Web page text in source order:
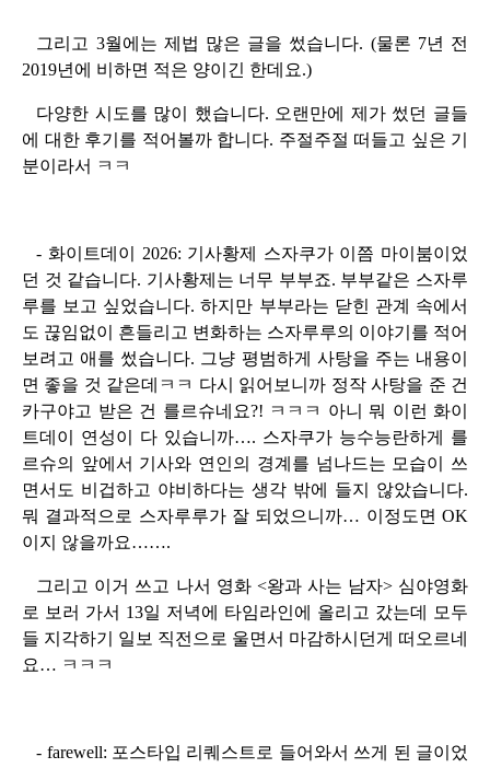
그리고 3월에는 제법 많은 글을 썼습니다. (물론 7년 전
2019년에 비하면 적은 양이긴 한데요.)
다양한 시도를 많이 했습니다. 오랜만에 제가 썼던 글들
에 대한 후기를 적어볼까 합니다. 주절주절 떠들고 싶은 기
분이라서 ㅋㅋ
- 화이트데이 2026: 기사황제 스자쿠가 이쯤 마이붐이었
던 것 같습니다. 기사황제는 너무 부부죠. 부부같은 스자루
루를 보고 싶었습니다. 하지만 부부라는 닫힌 관계 속에서
도 끊임없이 흔들리고 변화하는 스자루루의 이야기를 적어
보려고 애를 썼습니다. 그냥 평범하게 사탕을 주는 내용이
면 좋을 것 같은데ㅋㅋ 다시 읽어보니까 정작 사탕을 준 건
카구야고 받은 건 를르슈네요?! ㅋㅋㅋ 아니 뭐 이런 화이
트데이 연성이 다 있습니까…. 스자쿠가 능수능란하게 를
르슈의 앞에서 기사와 연인의 경계를 넘나드는 모습이 쓰
면서도 비겁하고 야비하다는 생각 밖에 들지 않았습니다.
뭐 결과적으로 스자루루가 잘 되었으니까… 이정도면 OK
이지 않을까요…….
그리고 이거 쓰고 나서 영화 <왕과 사는 남자> 심야영화
로 보러 가서 13일 저녁에 타임라인에 올리고 갔는데 모두
들 지각하기 일보 직전으로 울면서 마감하시던게 떠오르네
요… ㅋㅋㅋ
- farewell: 포스타입 리퀘스트로 들어와서 쓰게 된 글이었